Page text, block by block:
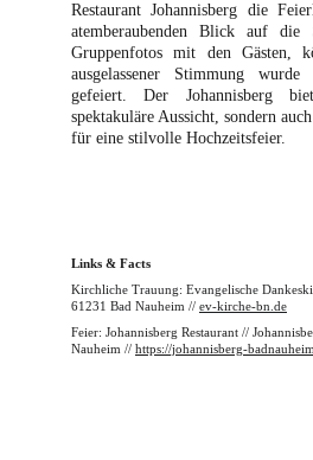
Restaurant Johannisberg die
atemberaubenden Blick auf die
Gruppenfotos mit den Gästen,
ausgelassener Stimmung
gefeiert. Der Johannisberg
spektakuläre Aussicht, sondern
für eine stilvolle Hochzeitsfeier.
Links & Facts
Kirchliche Trauung: Evangelische
61231 Bad Nauheim // ev-kirche-bn.de
Feier: Johannisberg Restaurant //
Nauheim // https://johannisberg-